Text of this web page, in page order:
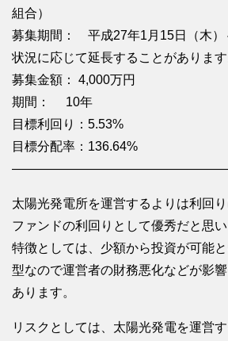
組合）
募集期間： 平成27年1月15日（木）
状況に応じて延長することがあります
募集金額： 4,000万円
期間： 10年
目標利回り：5.53%
目標分配率：136.64%
太陽光発電所を運営するよりは利回り
ファンドの利回りとして優秀だと思い
特徴としては、少額から投資が可能
型なので運営者の財務悪化などが影
あります。
リスクとしては、太陽光発電を運営